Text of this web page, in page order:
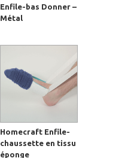
Enfile-bas Donner –
Métal
Homecraft Enfile-
chaussette en tissu
éponge